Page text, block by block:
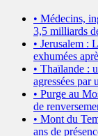
• Médecins,
3,5 milliards
• Jerusalem :
exhumées
• Thaïlande :
agressées par
• Purge au
de
• Mont du
ans de